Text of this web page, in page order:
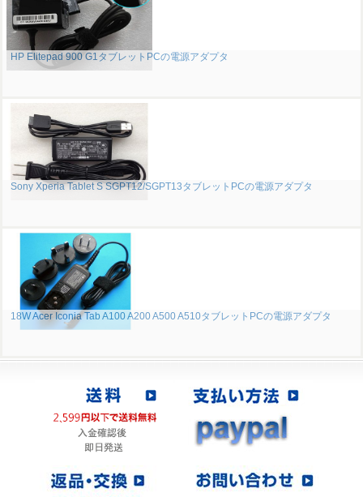
HP Elitepad 900 G1タブレットPCの電源アダプタ
Sony Xperia Tablet S SGPT12/SGPT13タブレットPCの電源アダプタ
18W Acer Iconia Tab A100 A200 A500 A510タブレットPCの電源アダプタ